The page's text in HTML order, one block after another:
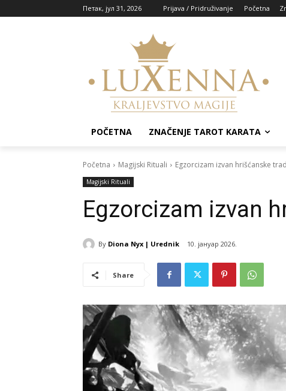
Петак, јул 31, 2026 Prijava / Pridruživanje Početna
POČETNA ZNAČENJE TAROT KARATA
Početna Magijski Rituali Egzorcizam izvan hrišćanske
Magijski Rituali
Egzorcizam izvan
By Diona Nyx | Urednik 10. јануар 2026.
Share